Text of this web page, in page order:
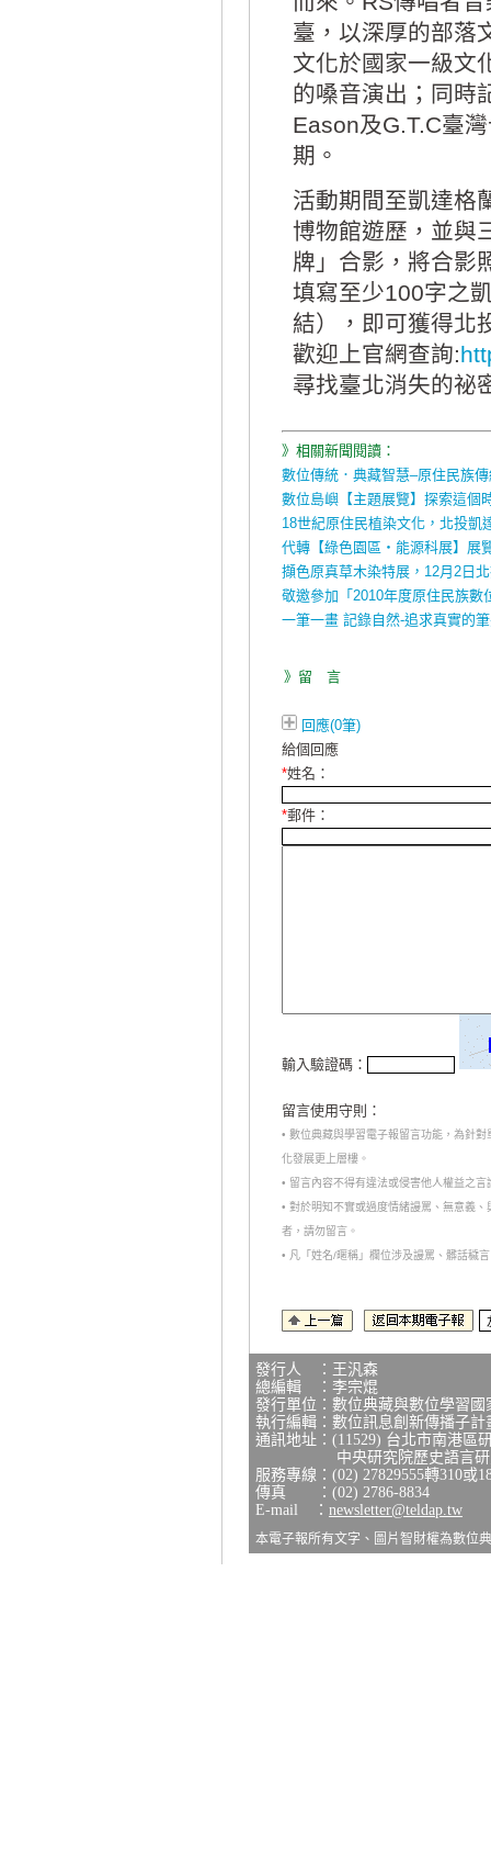
臺，以深厚的部落
文化於國家一級文
的嗓音演出；同時
Eason及G.T.C臺
期。
活動期間至凱達格
博物館遊歷，並與
牌」合影，將合影
填寫至少100字之
結），即可獲得北
歡迎上官網查詢:
尋找臺北消失的祕
》相關新聞閱讀：
數位傳統．典藏智慧–原住民族
數位島嶼【主題展覽】探索這個
18世紀原住民植染文化，北投凱
代轉【綠色園區‧能源科展】展
擷色原真草木染特展，12月2日
敬邀參加「2010年度原住民族
一筆一畫 記錄自然-追求真實的
》留 言
回應(0筆)
給個回應
*姓名：
*郵件：
輸入驗證碼：
留言使用守則：
• 數位典藏與學習電子報留言功能，為針
化發展更上層樓。
• 留言內容不得有違法或侵害他人權益之
• 對於明知不實或過度情緒謾罵、無意義
者，請勿留言。
• 凡「姓名/暱稱」欄位涉及謾罵、髒話穢
發行人 ：王汎森
總編輯 ：李宗焜
發行單位：數位典藏與數位學習
執行編輯：數位訊息創新傳播子計
通訊地址：(11529) 台北市南港區
中央研究院歷史語言研究
服務專線：(02) 27829555轉310或
傳真 ：(02) 2786-8834
E-mail ： newsletter@teldap.tw
本電子報所有文字、圖片智財權為數位